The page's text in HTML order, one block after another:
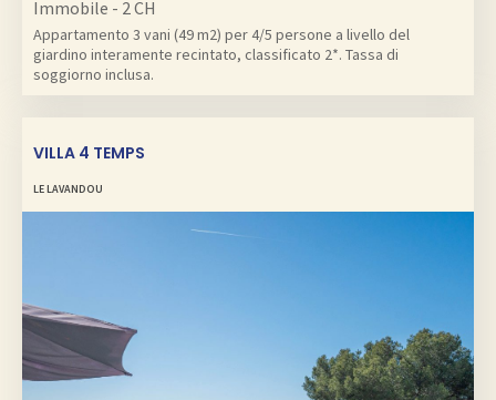
Immobile - 2 CH
Appartamento 3 vani (49 m2) per 4/5 persone a livello del
giardino interamente recintato, classificato 2*. Tassa di
soggiorno inclusa.
VILLA 4 TEMPS
LE LAVANDOU